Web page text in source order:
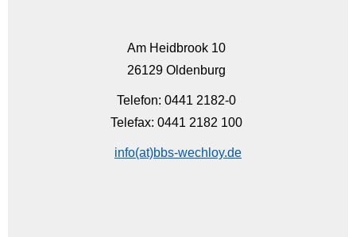
Am Heidbrook 10
26129 Oldenburg
Telefon: 0441 2182-0
Telefax: 0441 2182 100
info(at)bbs-wechloy.de